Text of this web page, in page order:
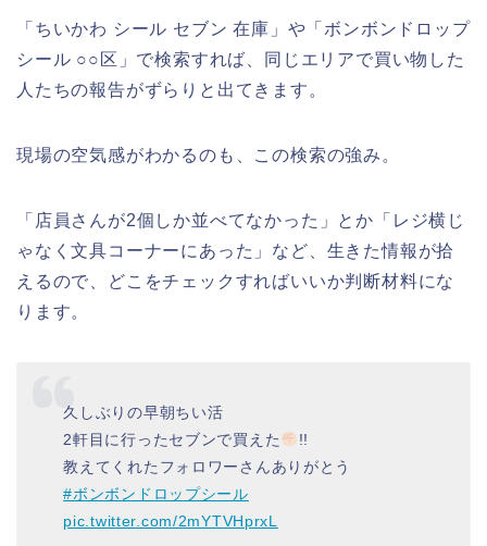
「ちいかわ シール セブン 在庫」や「ボンボンドロップ
シール ○○区」で検索すれば、同じエリアで買い物した
人たちの報告がずらりと出てきます。
現場の空気感がわかるのも、この検索の強み。
「店員さんが2個しか並べてなかった」とか「レジ横じ
ゃなく文具コーナーにあった」など、生きた情報が拾
えるので、どこをチェックすればいいか判断材料にな
ります。
久しぶりの早朝ちい活
2軒目に行ったセブンで買えた
!!
教えてくれたフォロワーさんありがとう
#ボンボンドロップシール
pic.twitter.com/2mYTVHprxL